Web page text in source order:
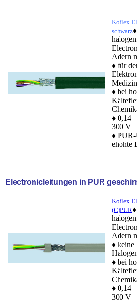
Koflex
schwarz
Adern
♦ für
♦ bei
♦ 0,14
300 V
♦
ehöhte
Electronicleitungen in PUR
Koflex
(C)PUR
Adern
♦ keine
♦ bei
♦ 0,14
300 V